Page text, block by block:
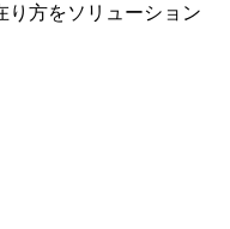
り方をソリューション